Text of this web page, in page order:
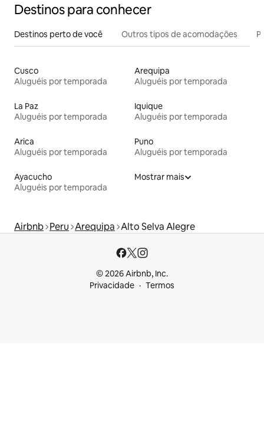
Destinos para conhecer
Destinos perto de você Outros tipos de acomodações
Cusco
Aluguéis por temporada
Arequipa
Aluguéis por temporada
La Paz
Aluguéis por temporada
Iquique
Aluguéis por temporada
Arica
Aluguéis por temporada
Puno
Aluguéis por temporada
Ayacucho
Aluguéis por temporada
Mostrar mais
Airbnb Peru Arequipa Alto Selva Alegre
© 2026 Airbnb, Inc.
Privacidade
Termos